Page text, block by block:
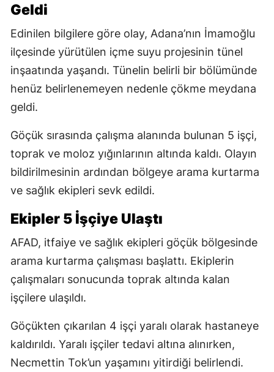
Geldi
Edinilen bilgilere göre olay, Adana’nın İmamoğlu
ilçesinde yürütülen içme suyu projesinin tünel
inşaatında yaşandı. Tünelin belirli bir bölümünde
henüz belirlenemeyen nedenle çökme meydana
geldi.
Göçük sırasında çalışma alanında bulunan 5 işçi,
toprak ve moloz yığınlarının altında kaldı. Olayın
bildirilmesinin ardından bölgeye arama kurtarma
ve sağlık ekipleri sevk edildi.
Ekipler 5 İşçiye Ulaştı
AFAD, itfaiye ve sağlık ekipleri göçük bölgesinde
arama kurtarma çalışması başlattı. Ekiplerin
çalışmaları sonucunda toprak altında kalan
işçilere ulaşıldı.
Göçükten çıkarılan 4 işçi yaralı olarak hastaneye
kaldırıldı. Yaralı işçiler tedavi altına alınırken,
Necmettin Tok’un yaşamını yitirdiği belirlendi.